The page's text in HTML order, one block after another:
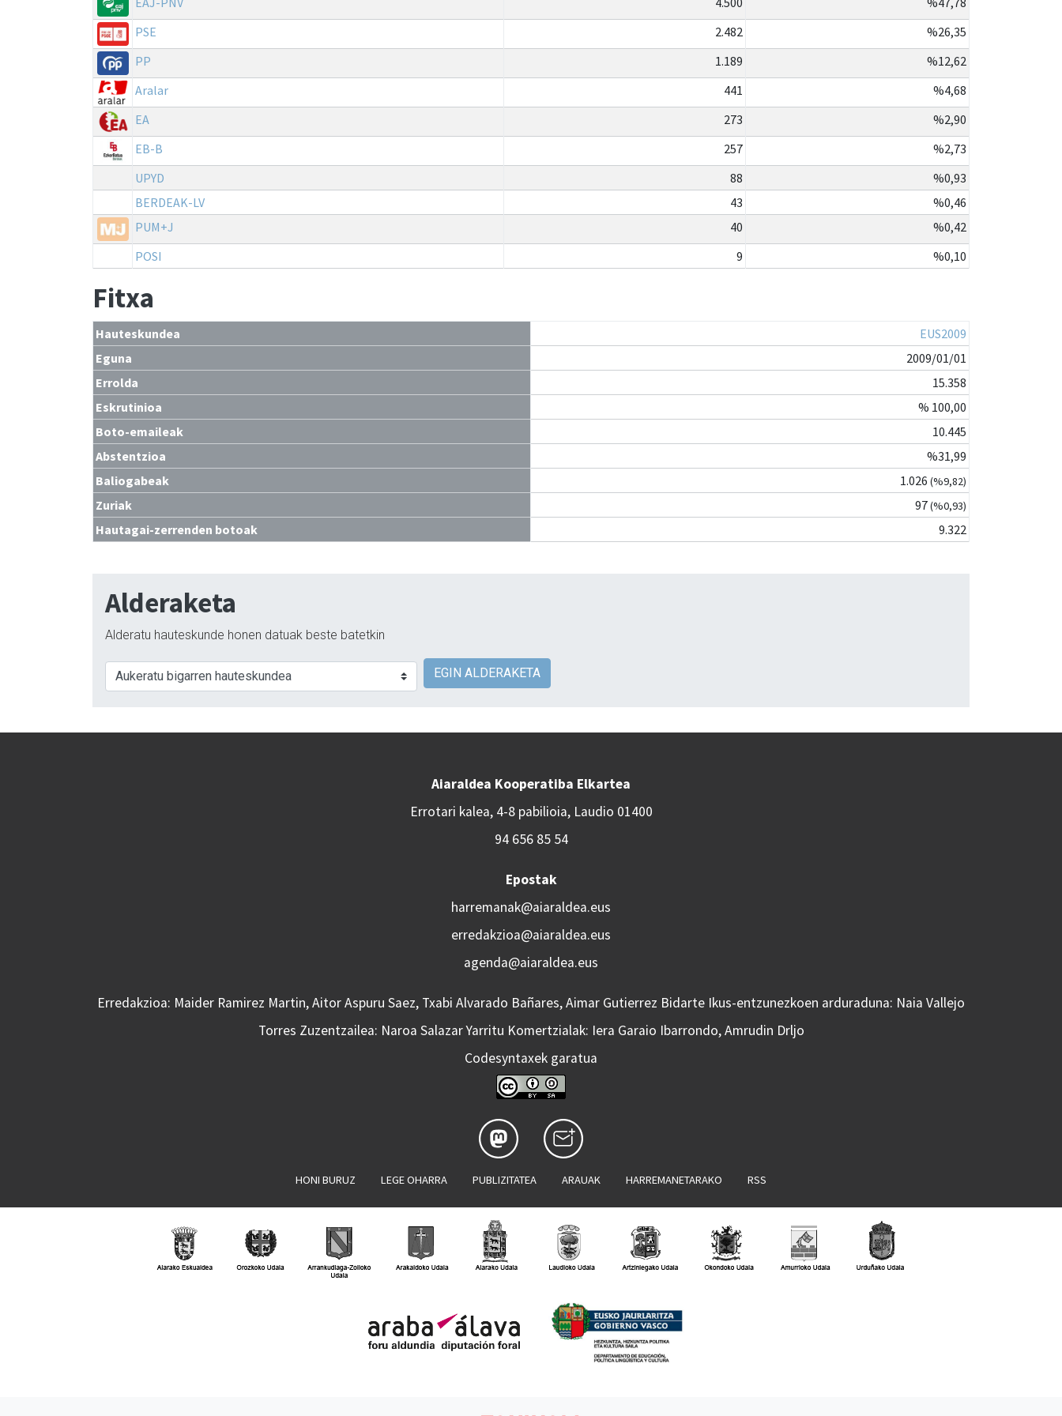
PSE
2.482
%26,35
PP
1.189
%12,62
Aralar
441
%4,68
EA
273
%2,90
EB-B
257
%2,73
UPYD
88
%0,93
BERDEAK-LV
43
%0,46
PUM+J
40
%0,42
POSI
9 %0,10
Fitxa
Hauteskundea
EUS2009
Eguna
2009/01/01
Errolda
15.358
Eskrutinioa
% 100,00
Boto-emaileak
10.445
Abstentzioa
%31,99
Baliogabeak
1.026 (%9,82)
Zuriak 97(%0,93)
Hautagai-zerrenden botoak 9.322
Alderaketa
Alderatu hauteskunde honen datuak beste batetkin
EGIN ALDERAKETA
Aiaraldea Kooperatiba Elkartea
Errotari kalea, 4-8 pabilioia, Laudio 01400
94 656 85 54
Epostak
harremanak@aiaraldea.eus
erredakzioa@aiaraldea.eus
agenda@aiaraldea.eus
Erredakzioa: Maider Ramirez Martin, Aitor Aspuru Saez, Txabi Alvarado Bañares, Aimar Gutierrez Bidarte Ikus-entzunezkoen arduraduna: Naia Vallejo
Torres Zuzentzailea: Naroa Salazar Yarritu Komertzialak: Iera Garaio Ibarrondo, Amrudin Drljo
Codesyntaxek garatua
HONI BURUZ LEGE OHARRA PUBLIZITATEA ARAUAK HARREMANETARAKO RSS